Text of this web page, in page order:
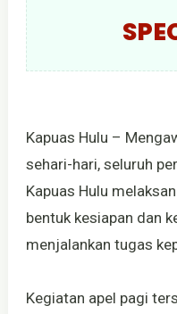
Kapuas Hulu –
sehari-hari, seluruh
Kapuas Hulu
bentuk kesiapan dan
menjalankan tugas
Kegiatan apel pagi